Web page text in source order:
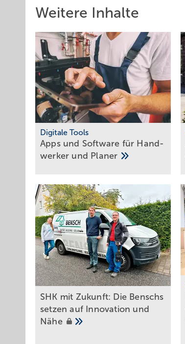
Weitere Inhalte
Digitale Tools
Apps und Soft­ware für Hand­
werker und Planer
SHK mit Zukunft: Die Benschs
setzen auf Innovation und
Nähe